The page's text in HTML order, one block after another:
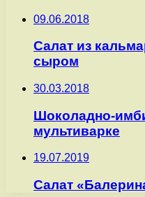
09.06.2018
Салат из
сыром
30.03.2018
Шоколадно-
мультиварке
19.07.2019
Салат